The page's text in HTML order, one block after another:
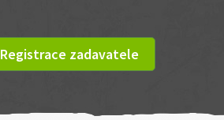
Registrace zadavatele